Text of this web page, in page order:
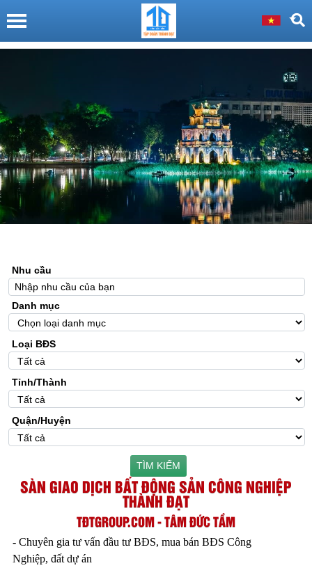
Nhu cầu
Danh mục
Loại BĐS
Tỉnh/Thành
Quận/Huyện
TÌM KIẾM
SÀN GIAO DỊCH BẤT ĐỘNG SẢN CÔNG NGHIỆP
THÀNH ĐẠT
TĐTGROUP.COM - TÂM ĐỨC TẦM
- Chuyên gia tư vấn đầu tư BĐS, mua bán BĐS Công
Nghiệp, đất dự án